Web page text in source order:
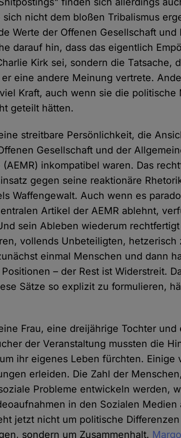
sich nicht dem bloßen Tribalismus
Werte der Offenen Gesellschaft und
darauf hin, dass das eigentlich
Kirk sei, sondern die Tatsache,
eine andere Meinung vertrete.
Kraft, auch wenn sie die politische
geteilt hätten.
streitbare Persönlichkeit, die
Gesellschaft und der
inkompatibel waren. Das
gegen seine reaktionäre
Waffengewalt. Auch wenn es
Artikel der AEMR ablehnt,
sein Ableben wiederum
vollends Unbeteiligten, hetzerisch
einmal Menschen und dann
– der Rest ist Widerstreit.
Sätze so explizit zu formulieren,
Frau, eine dreijährige Tochter
der Veranstaltung mussten die
ihr eigenes Leben fürchten. Einige
erleiden. Die Zahl der
Probleme entwickeln werden,
in den Sozialen
jetzt nicht um politische
sondern um Zusammenhalt.